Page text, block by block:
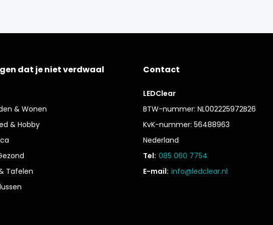
dat je niet verdwaal
& Wonen
& Hobby
Tafelen
Contact
LEDClear
BTW-nummer: NL002225972B26
KvK-nummer: 56488963
Nederland
Tel: 085 060 7754
E-mail: info@ledclear.nl